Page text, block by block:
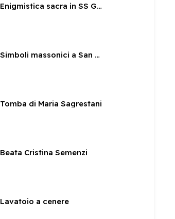
Enigmistica sacra in SS Giovanni e Paolo
Simboli massonici a San Ponziano
Tomba di Maria Sagrestani
Beata Cristina Semenzi
Lavatoio a cenere